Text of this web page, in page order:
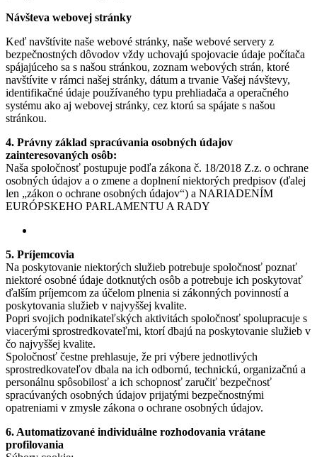
Návšteva webovej stránky
Keď navštívite naše webové stránky, naše webové servery z
bezpečnostných dôvodov vždy uchovajú spojovacie údaje počítača
spájajúceho sa s našou stránkou, zoznam webových strán, ktoré
navštívite v rámci našej stránky, dátum a trvanie Vašej návštevy,
identifikačné údaje používaného typu prehliadača a operačného
systému ako aj webovej stránky, cez ktorú sa spájate s našou
stránkou.
4. Právny základ spracúvania osobných údajov
zainteresovaných osôb:
Naša spoločnosť postupuje podľa zákona č. 18/2018 Z.z. o ochrane
osobných údajov a o zmene a doplnení niektorých predpisov (ďalej
len „zákon o ochrane osobných údajov“) a NARIADENÍM
EURÓPSKEHO PARLAMENTU A RADY
5. Príjemcovia
Na poskytovanie niektorých služieb potrebuje spoločnosť poznať
niektoré osobné údaje dotknutých osôb a potrebuje ich poskytovať
ďalším príjemcom za účelom plnenia si zákonných povinností a
poskytovania služieb v najvyššej kvalite.
Popri svojich podnikateľských aktivitách spoločnosť spolupracuje s
viacerými sprostredkovateľmi, ktorí dbajú na poskytovanie služieb v
čo najvyššej kvalite.
Spoločnosť čestne prehlasuje, že pri výbere jednotlivých
sprostredkovateľov dbala na ich odbornú, technickú, organizačnú a
personálnu spôsobilosť a ich schopnosť zaručiť bezpečnosť
spracúvaných osobných údajov prijatými bezpečnostnými
opatreniami v zmysle zákona o ochrane osobných údajov.
6. Automatizované individuálne rozhodovania vrátane
profilovania